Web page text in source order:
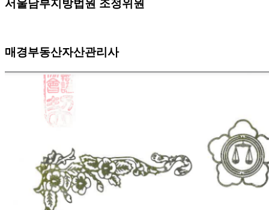
서울남부지방법원 조정위원
매경부동산자산관리사